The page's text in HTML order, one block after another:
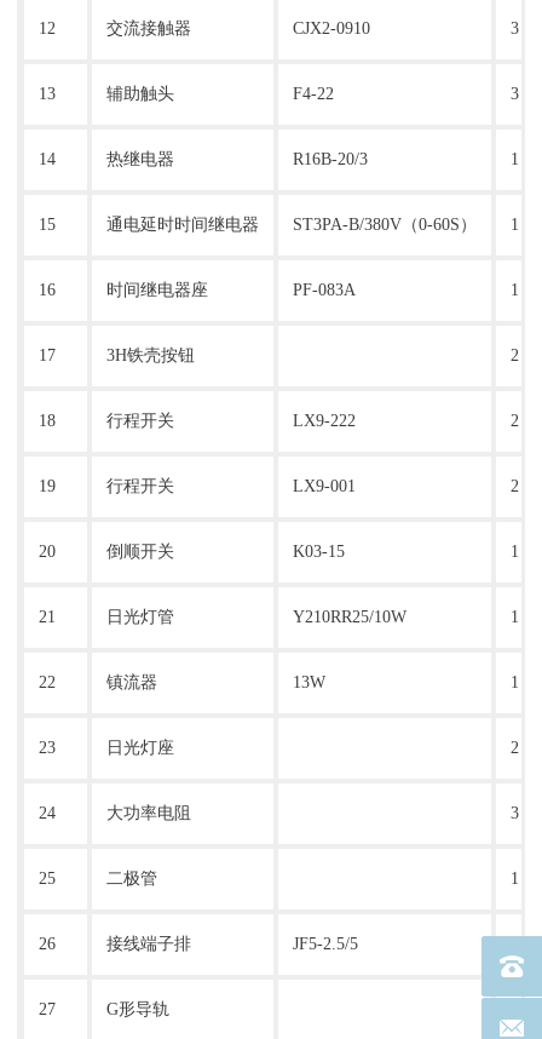
12 交流接触器 CJX2-0910 3
13 辅助触头 F4-22 3
14 热继电器 R16B-20/3 1
15 通电延时时间继电器 ST3PA-B/380V（0-60S） 1
16 时间继电器座 PF-083A 1
17 3H铁壳按钮 2
18 行程开关 LX9-222 2
19 行程开关 LX9-001 2
20 倒顺开关 K03-15 1
21 日光灯管 Y210RR25/10W 1
22 镇流器 13W 1
23 日光灯座 2
24 大功率电阻 3
25 二极管 1
26 接线端子排 JF5-2.5/5
27 G形导轨
电话
联系